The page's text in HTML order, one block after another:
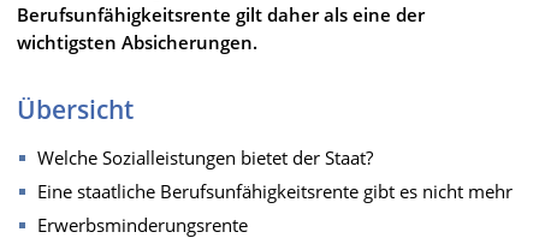
Berufsunfähigkeitsrente gilt daher als eine der
wichtigsten Absicherungen.
Übersicht
Welche Sozialleistungen bietet der Staat?
Eine staatliche Berufsunfähigkeitsrente gibt es nicht mehr
Erwerbsminderungsrente